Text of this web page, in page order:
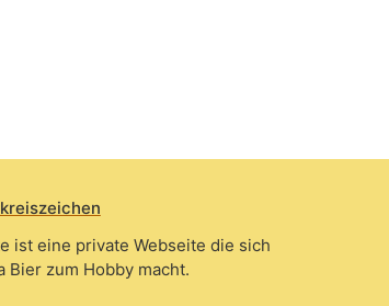
ist eine private Webseite die sich
Bier zum Hobby macht.